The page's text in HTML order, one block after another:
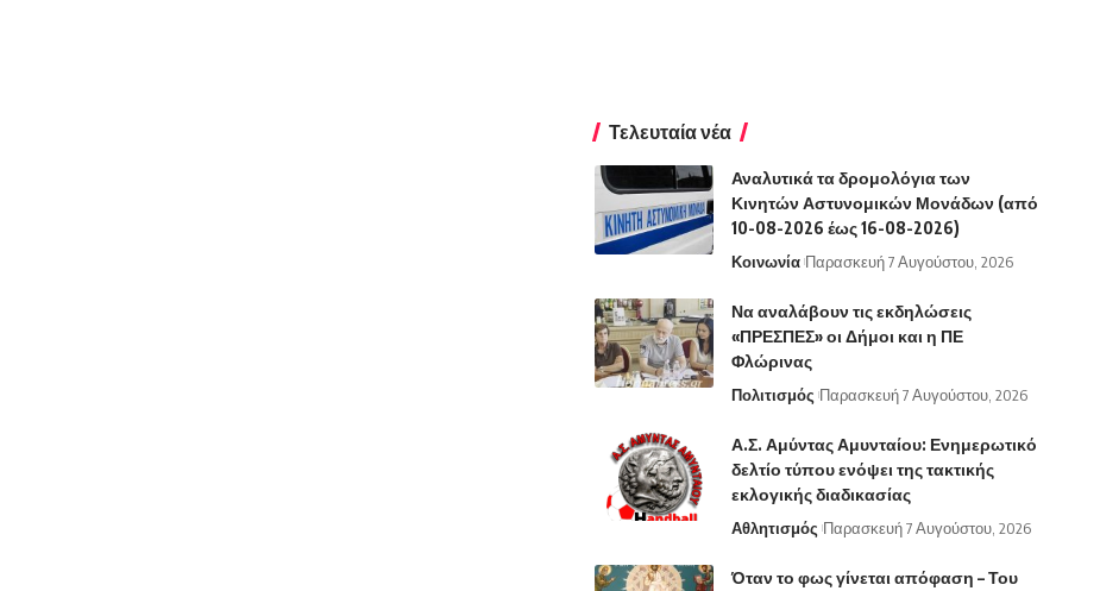
Τελευταία νέα
Αναλυτικά τα δρομολόγια των
Κινητών Αστυνομικών Μονάδων (από
10-08-2026 έως 16-08-2026)
Κοινωνία Παρασκευή 7 Αυγούστου, 2026
Να αναλάβουν τις εκδηλώσεις
«ΠΡΕΣΠΕΣ» οι Δήμοι και η ΠΕ
Φλώρινας
Πολιτισμός Παρασκευή 7 Αυγούστου, 2026
Α.Σ. Αμύντας Αμυνταίου: Ενημερωτικό
δελτίο τύπου ενόψει της τακτικής
εκλογικής διαδικασίας
Αθλητισμός Παρασκευή 7 Αυγούστου, 2026
Όταν το φως γίνεται απόφαση – Του